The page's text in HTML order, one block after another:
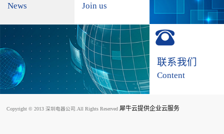
News Join us
联系我们
Content
Copyright © 2013 深圳电器公司.All Rights Reserved犀牛云提供企业云服务